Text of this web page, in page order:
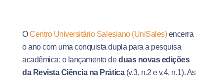
OCentro Universitário Salesiano (UniSales)encerra
o ano com uma conquista dupla para a pesquisa
acadêmica: o lançamento deduas novas edições
da Revista Ciência na Prática(v.3, n.2 e v.4, n.1).As